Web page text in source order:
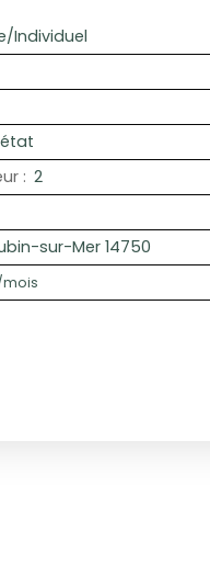
Individuel
: 2
sur-Mer 14750